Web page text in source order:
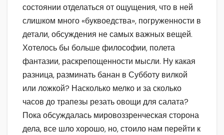
состоянии отделаться от ощущения, что в ней
слишком много «буквоедства», погруженности в
детали, обсуждения не самых важных вещей.
Хотелось бы больше философии, полета
фантазии, раскрепощенности мысли. Ну какая
разница, разминать банан в Субботу вилкой
или ложкой? Насколько мелко и за сколько
часов до трапезы резать овощи для салата?
Пока обсуждалась мировоззренческая сторона
дела, все шло хорошо, но, стоило нам перейти к